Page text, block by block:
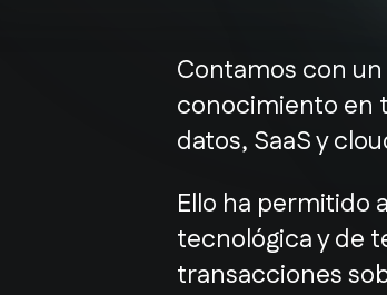
Contamos con
conocimiento en
datos, SaaS y
Ello ha permitido
tecnológica y de
transacciones